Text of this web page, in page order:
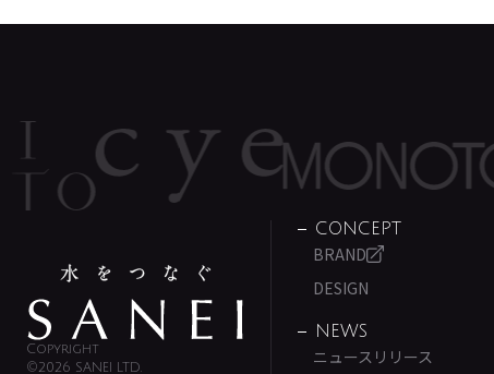
Copyright
©2026 SANEI LTD.
CONCEPT
BRAND
DESIGN
NEWS
ニュースリリース